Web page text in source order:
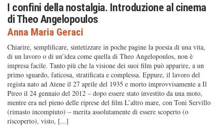
I confini della nostalgia. Introduzione al cinema
di Theo Angelopoulos
Anna Maria Geraci
Chiarire, semplificare, sintetizzare in poche pagine la poesia di una vita,
di un lavoro o di un’idea come quella di Theo Angelopoulos, non è
impresa facile. Tanto più che la visione dei suoi film può apparire, a un
primo sguardo, faticosa, stratificata e complessa. Eppure, il lavoro del
regista nato ad Atene il 27 aprile del 1935 e morto improvvisamente a Il
Pireo il 24 gennaio del 2012 – dopo essere stato investito da una moto,
mentre era nel pieno delle riprese del film L’altro mare, con Toni Servillo
(rimasto incompiuto) – merita assolutamente di essere scoperto (o
riscoperto), visto, [...]